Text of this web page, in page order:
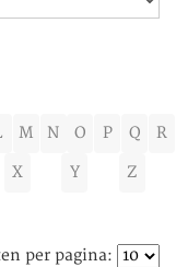
M N O P Q
R
X Y Z
per pagina: